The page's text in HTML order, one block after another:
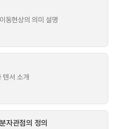
동현상의 의미 설명
텐서 소개
자관점의 정의